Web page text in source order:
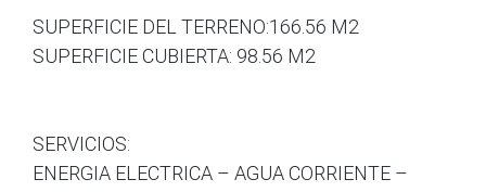
SUPERFICIE DEL TERRENO:166.56 M2
SUPERFICIE CUBIERTA: 98.56 M2
SERVICIOS:
ENERGIA ELECTRICA – AGUA CORRIENTE –